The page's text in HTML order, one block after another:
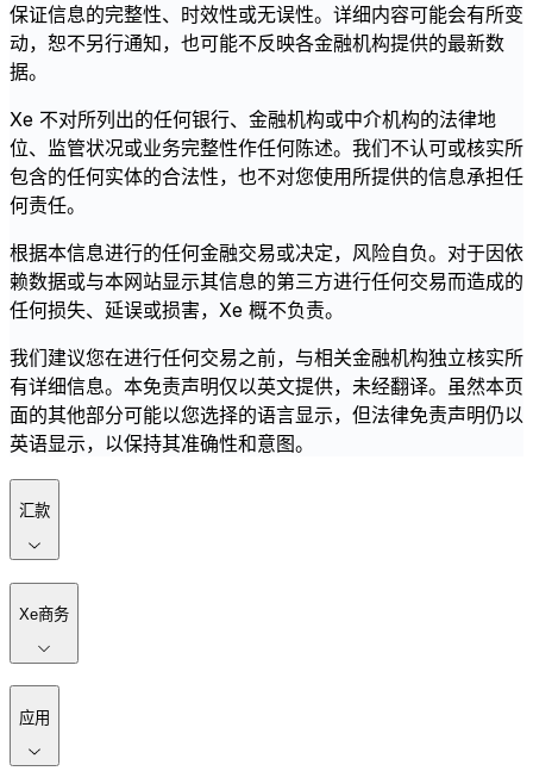
保证信息的完整性、时效性或无误性。详细内容可能会有所变
动，恕不另行通知，也可能不反映各金融机构提供的最新数
据。
Xe 不对所列出的任何银行、金融机构或中介机构的法律地
位、监管状况或业务完整性作任何陈述。我们不认可或核实所
包含的任何实体的合法性，也不对您使用所提供的信息承担任
何责任。
根据本信息进行的任何金融交易或决定，风险自负。对于因依
赖数据或与本网站显示其信息的第三方进行任何交易而造成的
任何损失、延误或损害，Xe 概不负责。
我们建议您在进行任何交易之前，与相关金融机构独立核实所
有详细信息。本免责声明仅以英文提供，未经翻译。虽然本页
面的其他部分可能以您选择的语言显示，但法律免责声明仍以
英语显示，以保持其准确性和意图。
汇款
Xe商务
应用